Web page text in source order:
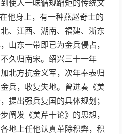
使人一味循规蹈矩的传统文
他身上，有一种燕赵奇士的
、江西、湖南、福建、浙东
山东一带即已为金兵侵占，
久归南宋。绍兴三十一年
加北方抗金义军，次年奉表归
兵，收复失地。曾进奏《美
提出强兵复国的具体规划；
阐发《美芹十论》的思想，
地上任他认真革除积弊，积